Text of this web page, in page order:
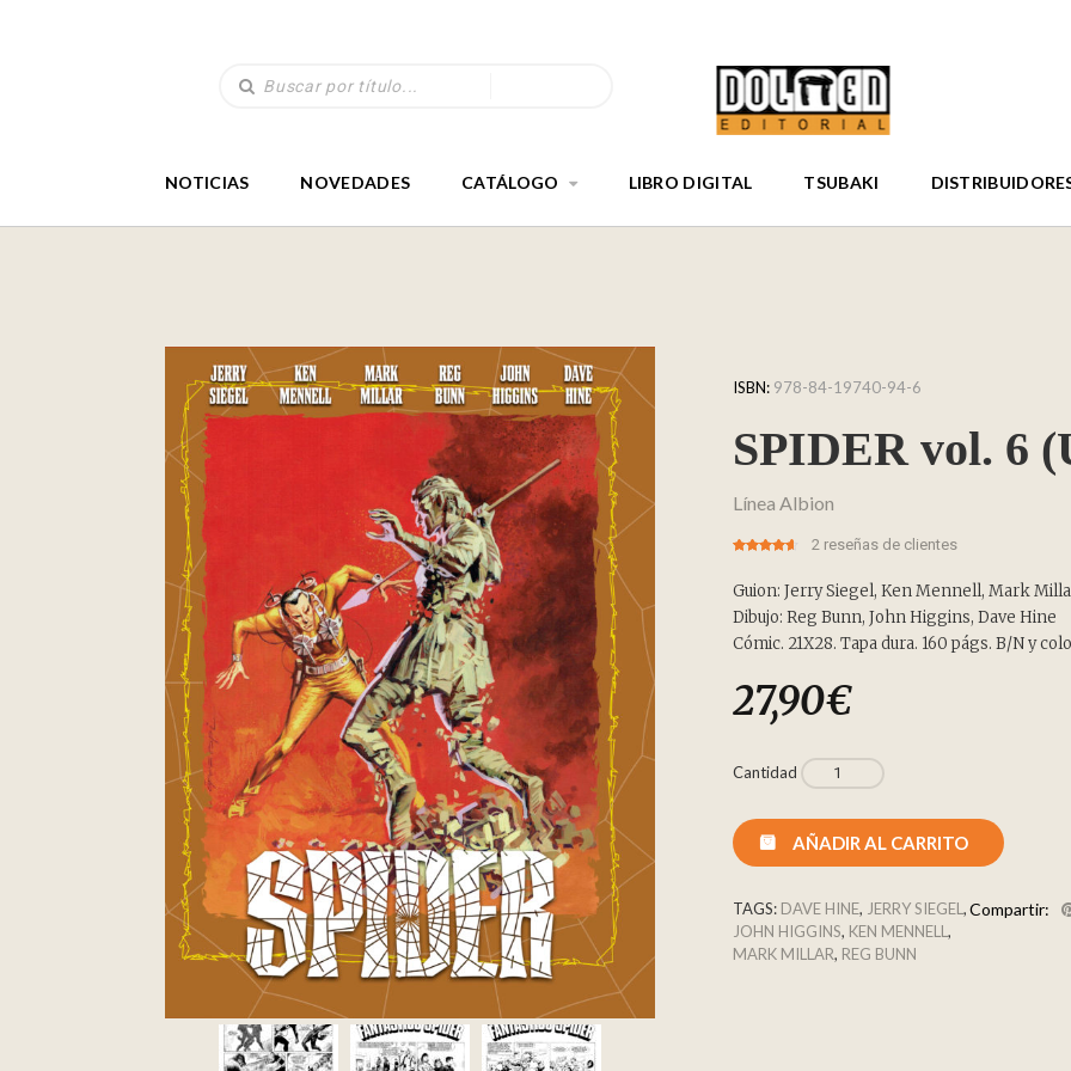
NOTICIAS NOVEDADES CATÁLOGO LIBRO DIGITAL TSUBAKI
ISBN: 978-84-19740-94-6
SPIDER vol. 6
Línea Albion
customer
ratings
2 reseñas de clientes
Guion: Jerry Siegel, Ken Mennell, Mark
Dibujo: Reg Bunn, John Higgins, Dave Hine
Cómic. 21X28. Tapa dura. 160 págs. B/N y
27,90€
Cantidad
AÑADIR AL CARRITO
TAGS: DAVE HINE, JERRY SIEGEL,
JOHN HIGGINS, KEN MENNELL,
MARK MILLAR, REG BUNN
Compartir: